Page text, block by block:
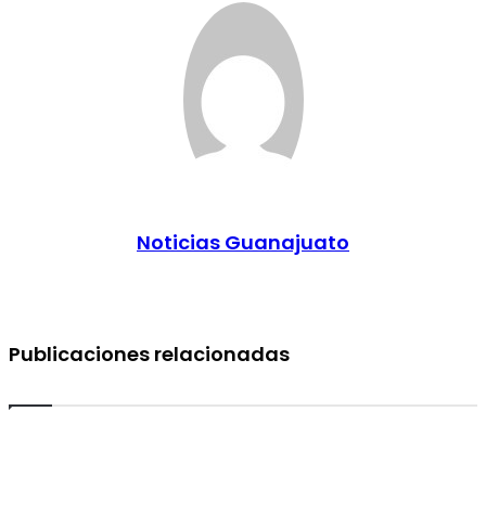
Noticias Guanajuato
Publicaciones relacionadas